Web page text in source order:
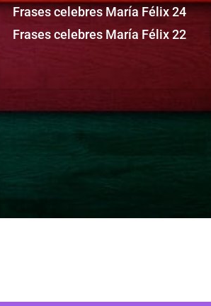
Frases celebres María Félix 24
Frases celebres María Félix 22